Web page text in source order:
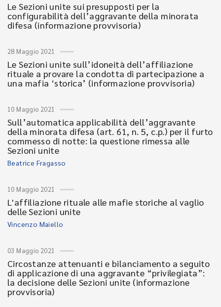
Le Sezioni unite sui presupposti per la
configurabilità dell’aggravante della minorata
difesa (informazione provvisoria)
28 Maggio 2021
Le Sezioni unite sull’idoneità dell’affiliazione
rituale a provare la condotta di partecipazione a
una mafia ‘storica’ (informazione provvisoria)
10 Maggio 2021
Sull’automatica applicabilità dell’aggravante
della minorata difesa (art. 61, n. 5, c.p.) per il furto
commesso di notte: la questione rimessa alle
Sezioni unite
Beatrice Fragasso
10 Maggio 2021
L'affiliazione rituale alle mafie storiche al vaglio
delle Sezioni unite
Vincenzo Maiello
03 Maggio 2021
Circostanze attenuanti e bilanciamento a seguito
di applicazione di una aggravante “privilegiata”:
la decisione delle Sezioni unite (informazione
provvisoria)